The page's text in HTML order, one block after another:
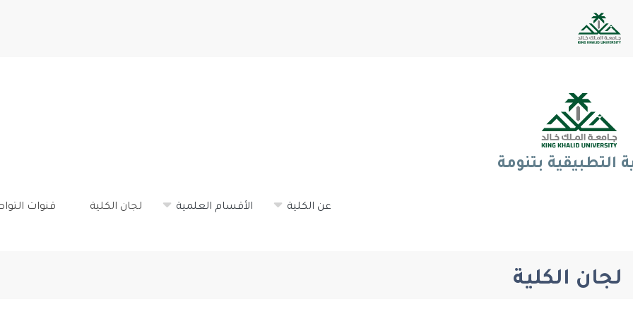
التطبيقية بتنومة
عن الكلية الأقسام العلمية لجان الكلية قنوات
لجان الكلية